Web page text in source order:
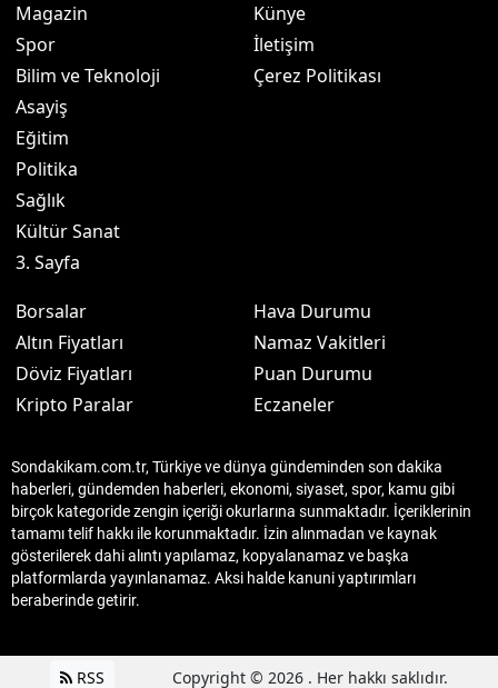
Magazin
Spor
Bilim ve Teknoloji
Asayiş
Eğitim
Politika
Sağlık
Kültür Sanat
3. Sayfa
Künye
İletişim
Çerez Politikası
Borsalar
Altın Fiyatları
Döviz Fiyatları
Kripto Paralar
Hava Durumu
Namaz Vakitleri
Puan Durumu
Eczaneler
Sondakikam.com.tr, Türkiye ve dünya gündeminden son dakika
haberleri, gündemden haberleri, ekonomi, siyaset, spor, kamu gibi
birçok kategoride zengin içeriği okurlarına sunmaktadır. İçeriklerinin
tamamı telif hakkı ile korunmaktadır. İzin alınmadan ve kaynak
gösterilerek dahi alıntı yapılamaz, kopyalanamaz ve başka
platformlarda yayınlanamaz. Aksi halde kanuni yaptırımları
beraberinde getirir.
RSS Copyright © 2026 . Her hakkı saklıdır.